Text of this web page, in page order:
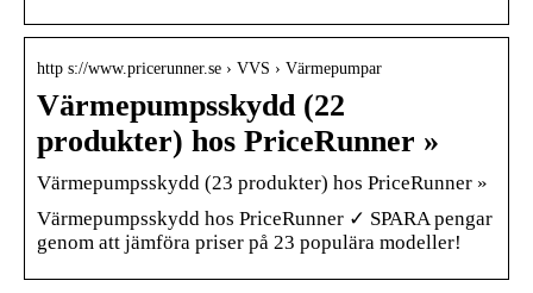
http s://www.pricerunner.se › VVS › Värmepumpar
Värmepumpsskydd (22
produkter) hos PriceRunner »
Värmepumpsskydd (23 produkter) hos PriceRunner »
Värmepumpsskydd hos PriceRunner ✓ SPARA pengar
genom att jämföra priser på 23 populära modeller!